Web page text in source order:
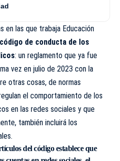
en las que trabaja Educación
de conducta de los
: un reglamento que ya fue
vez en julio de 2023 con la
otras cosas, de normas
el comportamiento de los
en las redes sociales y que
también incluirá los
del código establece que